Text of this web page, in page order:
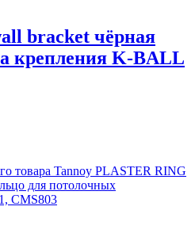
bracket чёрная
крепления K-BALL